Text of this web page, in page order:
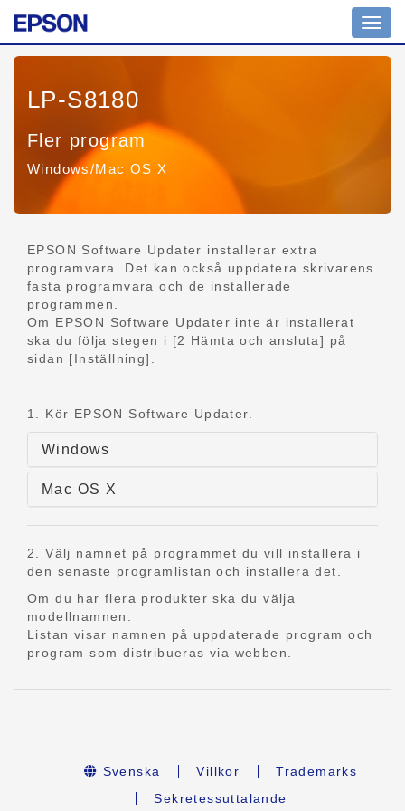
Växla
LP-S8180
Fler program
Windows/Mac OS X
EPSON Software Updater installerar extra
programvara. Det kan också uppdatera skrivarens
fasta programvara och de installerade
programmen.
Om EPSON Software Updater inte är installerat
ska du följa stegen i [2 Hämta och ansluta] på
sidan [Inställning].
1. Kör EPSON Software Updater.
Windows
Mac OS X
2. Välj namnet på programmet du vill installera i
den senaste programlistan och installera det.
Om du har flera produkter ska du välja
modellnamnen.
Listan visar namnen på uppdaterade program och
program som distribueras via webben.
Svenska Villkor
Trademarks
Sekretessuttalande